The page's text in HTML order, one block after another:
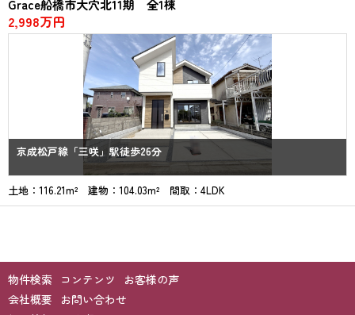
Grace船橋市大穴北11期 全1棟
2,998万円
京成松戸線「三咲」駅徒歩26分
土地：116.21m² 建物：104.03m² 間取：4LDK
物件検索 コンテンツ
お客様の声
会社概要
お問い合わせ